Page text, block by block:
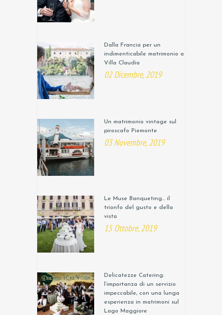
Dalla Francia per un
indimenticabile matrimonio a
Villa Claudia
02 Dicembre, 2019
Un matrimonio vintage sul
piroscafo Piemonte
03 Novembre, 2019
Le Muse Banqueting… il
trionfo del gusto e della
vista
15 Ottobre, 2019
Delicatezze Catering:
l’importanza di un servizio
impeccabile, con una lunga
esperienza in matrimoni sul
Lago Maggiore